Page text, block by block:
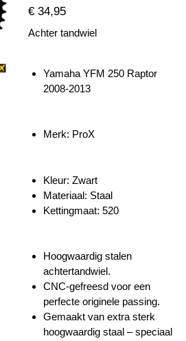
€ 34,95
Achter tandwiel
Yamaha YFM 250 Raptor
2008-2013
Merk: ProX
Kleur: Zwart
Materiaal: Staal
Kettingmaat: 520
Hoogwaardig stalen
achtertandwiel.
CNC-gefreesd voor een
perfecte originele passing.
Gemaakt van extra sterk
hoogwaardig staal – speciaal